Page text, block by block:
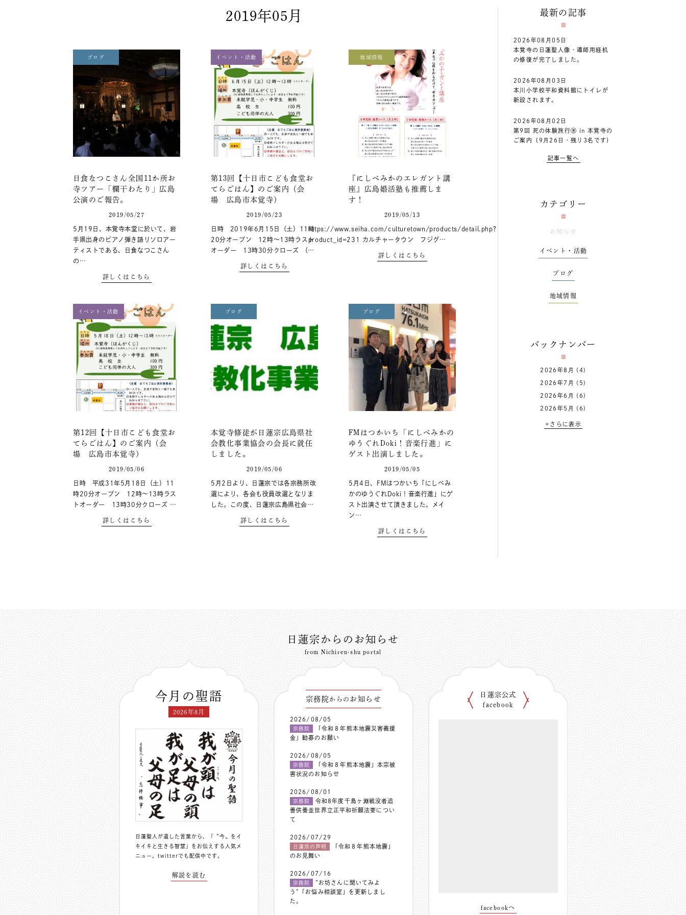
2019年05月
ブログ
日食なつこさん全国11か所お
寺ツアー「欄干わたり」広島
公演のご報告。
2019/05/27
5月19日、本覚寺本堂に於いて、岩
手県出身のピアノ弾き語りソロアー
ティストである、日食なつこさん
の…
詳しくはこちら
イベント・活動
第13回【十日市こども食堂お
てらごはん】のご案内（会
場 広島市本覚寺）
2019/05/23
日時 2019年6月15日（土）11時
20分オープン 12時～13時ラスト
オーダー 13時30分クローズ （…
詳しくはこちら
地域情報
『にしべみかのエレガント講
座』広島婚活塾も推薦しま
す！
2019/05/13
https://www.seiha.com/culturetown/products/detail.php?
product_id=231 カルチャータウン フジグ…
詳しくはこちら
イベント・活動
第12回【十日市こども食堂お
てらごはん】のご案内（会
場 広島市本覚寺）
2019/05/06
日時 平成31年5月18日（土）11
時20分オープン 12時～13時ラス
トオーダー 13時30分クローズ …
詳しくはこちら
ブログ
本覚寺修徒が日蓮宗広島県社
会教化事業協会の会長に就任
しました。
2019/05/06
5月2日より、日蓮宗では各宗務所改
選により、各会も役員改選となりま
した。この度、日蓮宗広島県社会…
詳しくはこちら
ブログ
FMはつかいち「にしべみかの
ゆうぐれDoki！音楽行進」に
ゲスト出演しました。
2019/05/05
5月4日、FMはつかいち「にしべみ
かのゆうぐれDoki！音楽行進」にゲ
スト出演させて頂きました。メイ
ン…
詳しくはこちら
最新の記事
2026年08月05日
本覚寺の日蓮聖人像・導師用経机
の修復が完了しました。
2026年08月03日
本川小学校平和資料館にトイレが
新設されます。
2026年08月02日
第9回 死の体験旅行Ⓡ in 本覚寺の
ご案内（9月26日・残り3名です）
記事一覧へ
カテゴリー
お知らせ
イベント・活動
ブログ
地域情報
バックナンバー
2026年8月 (4)
2026年7月 (5)
2026年6月 (6)
2026年5月 (6)
+さらに表示
日蓮宗からのお知らせ
from Nichiren-shu portal
今月の聖語
2026年8月
日蓮聖人が遺した言葉から、「〝今〟をイ
キイキと生きる智慧」をお伝えする人気メ
ニュー。 twitterでも配信中 です。
解説を読む
宗務院からの お知らせ
2026/08/05
宗務院
「令和８年熊本地震災害義援
金」勧募のお願い
2026/08/05
宗務院
「令和８年熊本地震」本宗被
害状況のお知らせ
2026/08/01
宗務院
令和8年度千鳥ヶ淵戦没者追
善供養並世界立正平和祈願法要につい
て
2026/07/29
日蓮宗の声明
「令和８年熊本地震」
のお見舞い
2026/07/16
宗務院
”お坊さんに聞いてみよ
う”「お悩み相談室」を更新しまし
た。
日蓮宗公式
facebook
facebookへ